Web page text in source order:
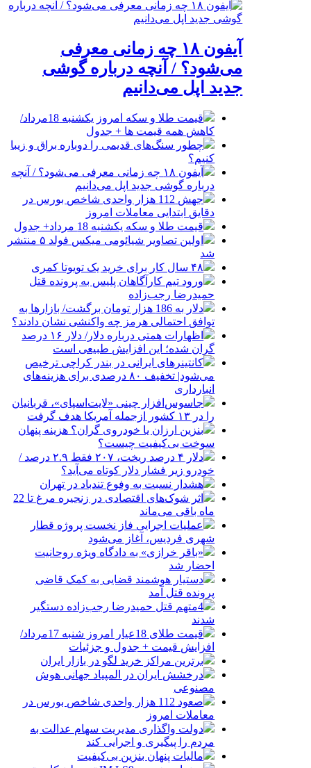
آیفون ۱۸ چه زمانی معرفی
می‌شود؟ / آنچه درباره گوشی
جدید اپل می‌دانیم
قیمت طلا و سکه امروز یکشنبه 18مرداد/
کاهش همه قیمت ها + جدول
چطور سنگ‌های قدیمی را دوباره براق و زیبا
کنیم؟
آیفون ۱۸ چه زمانی معرفی می‌شود؟ / آنچه
درباره گوشی جدید اپل می‌دانیم
جهش 112 هزار واحدی شاخص بورس در
دقایق ابتدایی معاملات امروز
قیمت طلا و سکه یکشنبه 18 مرداد+ جدول
اولین تصاویر شیائومی میکس فولد ۵ منتشر
شد
۴۸ سال کار برای خرید یک تویوتا کمری
ورود تیم کارآگاهان پلیس به پرونده قتل
حمیدرضا رجب‌زاده
دلار به 186 هزار تومان برگشت/ بازارها به
توافق احتمالی هرمز چه واکنشی نشان دادند؟
اظهارات همتی درباره دلار/ دلار ۱۶ درصد
گران شده؛ این افزایش طبیعی است
کانتینرهای ایرانی در بندر کراچی ترخیص
می‌شود| تخفیف ۸۰ درصدی برای هزینه‌های
انبارداری
جاسوس‌افزار چینی «لایت‌اسپای»، قربانیان
را در ۱۳ کشور ازجمله آمریکا هدف گرفت
بنزین ارزان یا خودروی گران؟ هزینه پنهان
سوخت بی‌کیفیت چیست؟
دلار ۴ درصد ریخت، ۲۰۷ فقط ۲.۹ درصد /
خودرو زیر فشار دلار کوتاه می‌آید؟
هشدار نسبت به وفوع تندباد در تهران
اثر شوک‌های اقتصادی در زنجیره مرغ تا 22
ماه باقی می‌ماند
عملیات اجرایی فاز نخست پروژه قطار
شهری فردیس، آغاز می‌شود
«باقر خرازی» به دادگاه ویژه روحانیت
احضار شد
دستیار هوشمند قضایی به کمک قاضی
پرونده قتل آمد
4متهم قتل حمیدرضا رجب‌زاده دستگیر
شدند
قیمت طلای 18عیار امروز شنبه 17مرداد/
افزایش قیمت + جدول و جزئیات
برترین مراکز خرید لگو در بازار ایران
درخشش ایران در المپیاد جهانی هوش
مصنوعی
صعود 112 هزار واحدی شاخص بورس در
معاملات امروز
دولت واگذاری مدیریت سهام عدالت به
مردم را پیگیری و اجرایی کند
مالیات پنهان بنزین بی‌کیفیت